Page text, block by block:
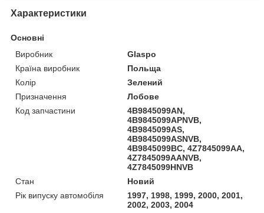
Характеристики
Основні
Виробник
Glaspo
Країна виробник
Польща
Колір
Зелений
Призначення
Лобове
Код запчастини
4B9845099AN,
4B9845099APNVB,
4B9845099AS,
4B9845099ASNVB,
4B9845099BC, 4Z7845099AA,
4Z7845099AANVB,
4Z7845099HNVB
Стан
Новий
Рік випуску автомобіля
1997, 1998, 1999, 2000, 2001,
2002, 2003, 2004